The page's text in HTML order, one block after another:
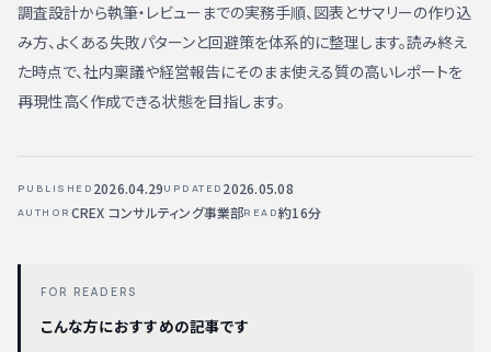
調査設計から執筆・レビューまでの実務手順、図表とサマリーの作り込
み方、よくある失敗パターンと回避策を体系的に整理します。読み終え
た時点で、社内稟議や経営報告にそのまま使える質の高いレポートを
再現性高く作成できる状態を目指します。
PUBLISHED 2026.04.29UPDATED 2026.05.08
AUTHOR CREX コンサルティング事業部READ約16分
FOR READERS
こんな方におすすめの記事です